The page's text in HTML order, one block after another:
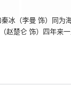
（李曼 饰）同为
赵楚仑 饰）四年来